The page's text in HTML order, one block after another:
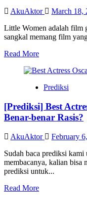
AkuAktor
March 18,
Little Women adalah film
sangkal memang film
Read MoreRead
about
Review]
Women;
Ciptaan
yang
Asing
dan
Berjarak
Prediksi
[Prediksi] Best
Benar-benar Rasis?
AkuAktor
February
Sudah baca prediksi
membacanya, kalian bisa
prediksi untuk...
Read MoreRead